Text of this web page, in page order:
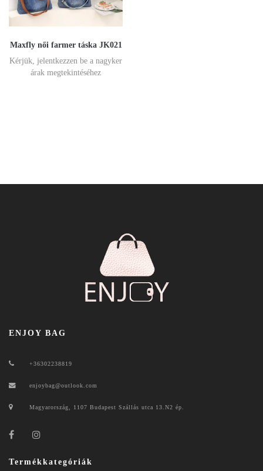
Maxfly női farmer táska JK021
Kérjük, jelentkezzen be a nagyker
árak megtekintéséhez
ENJOY BAG
+36302238819
enjoybag@outlook.com
Magyarország, 1107 Budapest Szállás utca 13.N2 ép.
Termékkategóriák